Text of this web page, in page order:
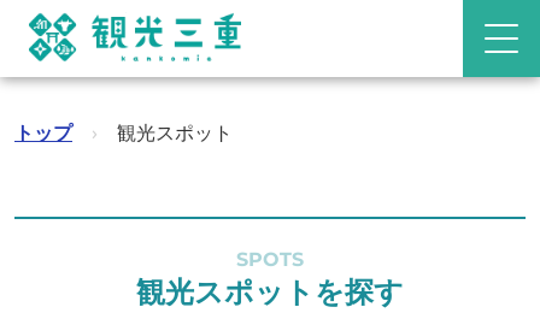
トップ › 観光スポット
SPOTS
観光スポットを探す